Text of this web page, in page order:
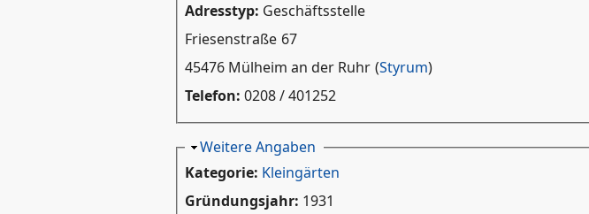
Adresstyp: Geschäftsstelle
Friesenstraße 67
45476 Mülheim an der Ruhr (Styrum)
Telefon: 0208 / 401252
Ausblenden
Weitere Angaben
Kategorie: Kleingärten
Gründungsjahr: 1931